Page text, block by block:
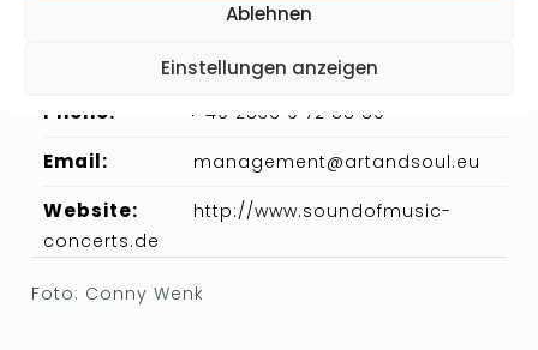
Ablehnen
Einstellungen anzeigen
Phone: + 49 2836 9 72 88 80
Email: management@artandsoul.eu
Website:
http://www.soundofmusic-
concerts.de
Foto: Conny Wenk